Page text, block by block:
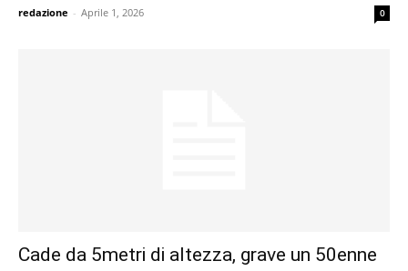
redazione - Aprile 1, 2026 0
Cade da 5metri di altezza, grave un 50enne